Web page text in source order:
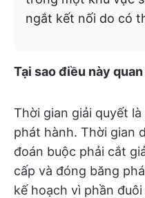
ngắt kết nối do có
Tại sao điều này
Thời gian giải quyết
phát hành. Thời gian
đoán buộc phải cắt
cấp và đóng băng
kế hoạch vì phần